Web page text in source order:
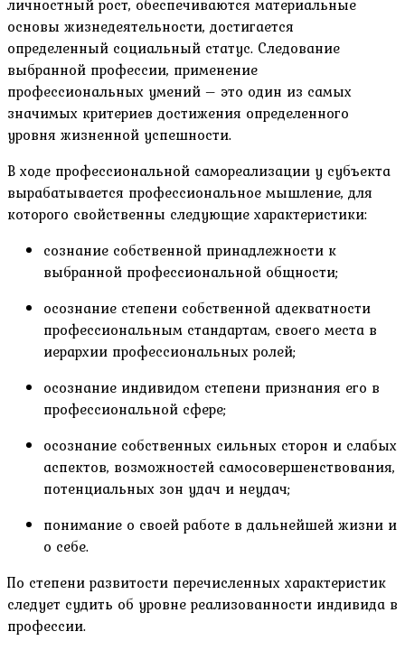
личностный рост, обеспечиваются материальные
основы жизнедеятельности, достигается
определенный социальный статус. Следование
выбранной профессии, применение
профессиональных умений – это один из самых
значимых критериев достижения определенного
уровня жизненной успешности.
В ходе профессиональной самореализации у субъекта
вырабатывается профессиональное мышление, для
которого свойственны следующие характеристики:
сознание собственной принадлежности к
выбранной профессиональной общности;
осознание степени собственной адекватности
профессиональным стандартам, своего места в
иерархии профессиональных ролей;
осознание индивидом степени признания его в
профессиональной сфере;
осознание собственных сильных сторон и слабых
аспектов, возможностей самосовершенствования,
потенциальных зон удач и неудач;
понимание о своей работе в дальнейшей жизни и
о себе.
По степени развитости перечисленных характеристик
следует судить об уровне реализованности индивида в
профессии.